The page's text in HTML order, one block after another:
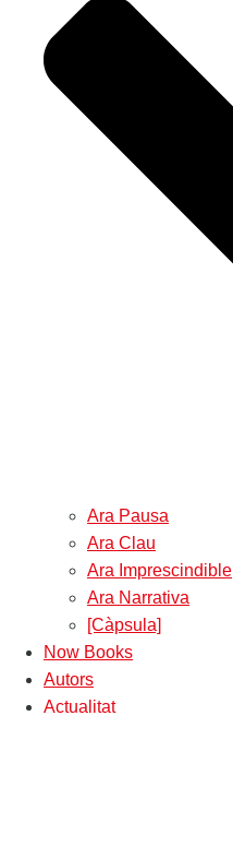
Ara Pausa
Ara Clau
Ara Imprescindible
Ara Narrativa
[Càpsula]
Now Books
Autors
Actualitat